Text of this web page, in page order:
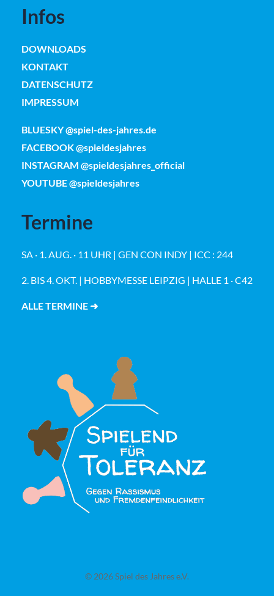
Infos
DOWNLOADS
KONTAKT
DATENSCHUTZ
IMPRESSUM
BLUESKY @spiel-des-jahres.de
FACEBOOK @spieldesjahres
INSTAGRAM @spieldesjahres_official
YOUTUBE @spieldesjahres
Termine
SA · 1. AUG. · 11 UHR | GEN CON INDY | ICC : 244
2. BIS 4. OKT. | HOBBYMESSE LEIPZIG | HALLE 1 · C42
ALLE TERMINE ➜
© 2026 Spiel des Jahres e.V.